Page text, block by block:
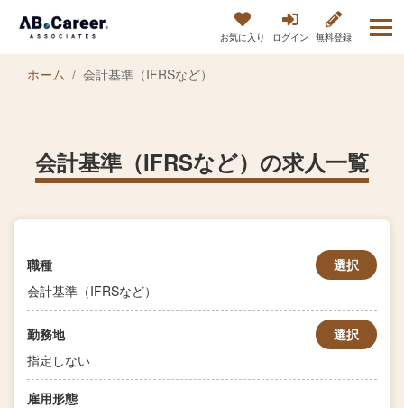
お気に入り ログイン 無料登録
ホーム 会計基準（IFRSなど）
会計基準（IFRSなど）の求人一覧
職種
会計基準（IFRSなど）
選択
勤務地
指定しない
選択
雇用形態